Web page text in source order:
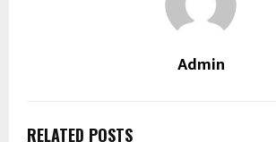
Admin
RELATED POSTS